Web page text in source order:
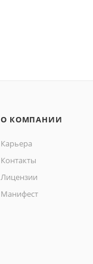
О КОМПАНИИ
Карьера
Контакты
Лицензии
Манифест